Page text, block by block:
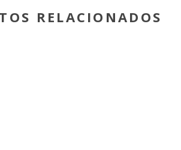
RELACIONADOS